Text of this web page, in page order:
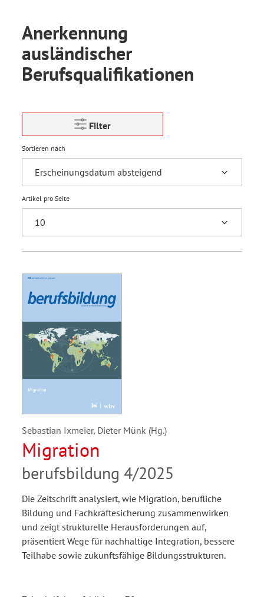
Anerkennung
ausländischer
Berufsqualifikationen
Filter
Sortieren nach
Artikel pro Seite
Sebastian Ixmeier, Dieter Münk (Hg.)
Migration
berufsbildung 4/2025
Die Zeitschrift analysiert, wie Migration, berufliche
Bildung und Fachkräftesicherung zusammenwirken
und zeigt strukturelle Herausforderungen auf,
präsentiert Wege für nachhaltige Integration, bessere
Teilhabe sowie zukunftsfähige Bildungsstrukturen.